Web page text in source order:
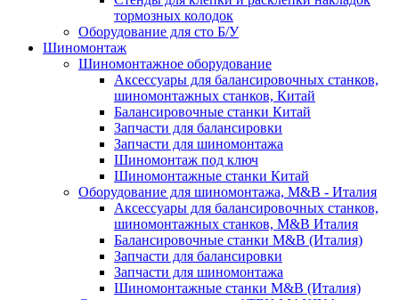
тормозных колодок
Оборудование для сто Б/У
Шиномонтаж
Шиномонтажное оборудование
Аксессуары для балансировочных станков,
шиномонтажных станков, Китай
Балансировочные станки Китай
Запчасти для балансировки
Запчасти для шиномонтажа
Шиномонтаж под ключ
Шиномонтажные станки Китай
Оборудование для шиномонтажа, M&B - Италия
Аксессуары для балансировочных станков,
шиномонтажных станков, M&B Италия
Балансировочные станки M&B (Италия)
Запчасти для балансировки
Запчасти для шиномонтажа
Шиномонтажные станки M&B (Италия)